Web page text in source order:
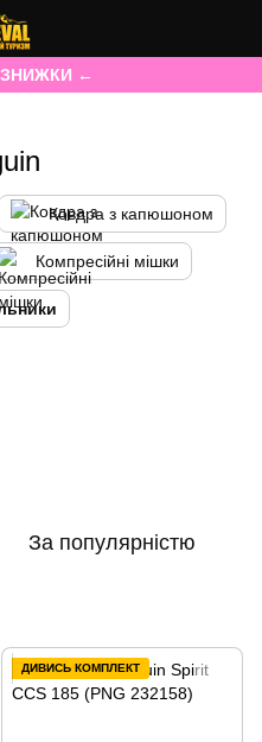
ЗНИЖКИ ←
Ковдра з капюшоном
Компресійні мішки
За популярністю
ДИВИСЬ КОМПЛЕКТ